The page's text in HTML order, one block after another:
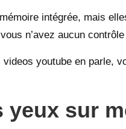
intégrée, mais
n’avez aucun
youtube en parle,
yeux sur